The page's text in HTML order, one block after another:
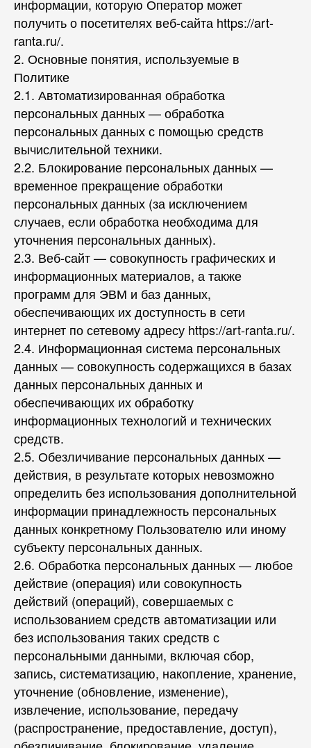
информации, которую Оператор может
получить о посетителях веб-сайта https://art-
ranta.ru/.
2. Основные понятия, используемые в
Политике
2.1. Автоматизированная обработка
персональных данных — обработка
персональных данных с помощью средств
вычислительной техники.
2.2. Блокирование персональных данных —
временное прекращение обработки
персональных данных (за исключением
случаев, если обработка необходима для
уточнения персональных данных).
2.3. Веб-сайт — совокупность графических и
информационных материалов, а также
программ для ЭВМ и баз данных,
обеспечивающих их доступность в сети
интернет по сетевому адресу https://art-ranta.ru/.
2.4. Информационная система персональных
данных — совокупность содержащихся в базах
данных персональных данных и
обеспечивающих их обработку
информационных технологий и технических
средств.
2.5. Обезличивание персональных данных —
действия, в результате которых невозможно
определить без использования дополнительной
информации принадлежность персональных
данных конкретному Пользователю или иному
субъекту персональных данных.
2.6. Обработка персональных данных — любое
действие (операция) или совокупность
действий (операций), совершаемых с
использованием средств автоматизации или
без использования таких средств с
персональными данными, включая сбор,
запись, систематизацию, накопление, хранение,
уточнение (обновление, изменение),
извлечение, использование, передачу
(распространение, предоставление, доступ),